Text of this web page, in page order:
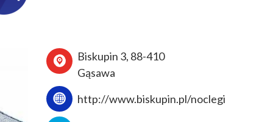
Biskupin 3, 88-410
Gąsawa
http://www.biskupin.pl/noclegi